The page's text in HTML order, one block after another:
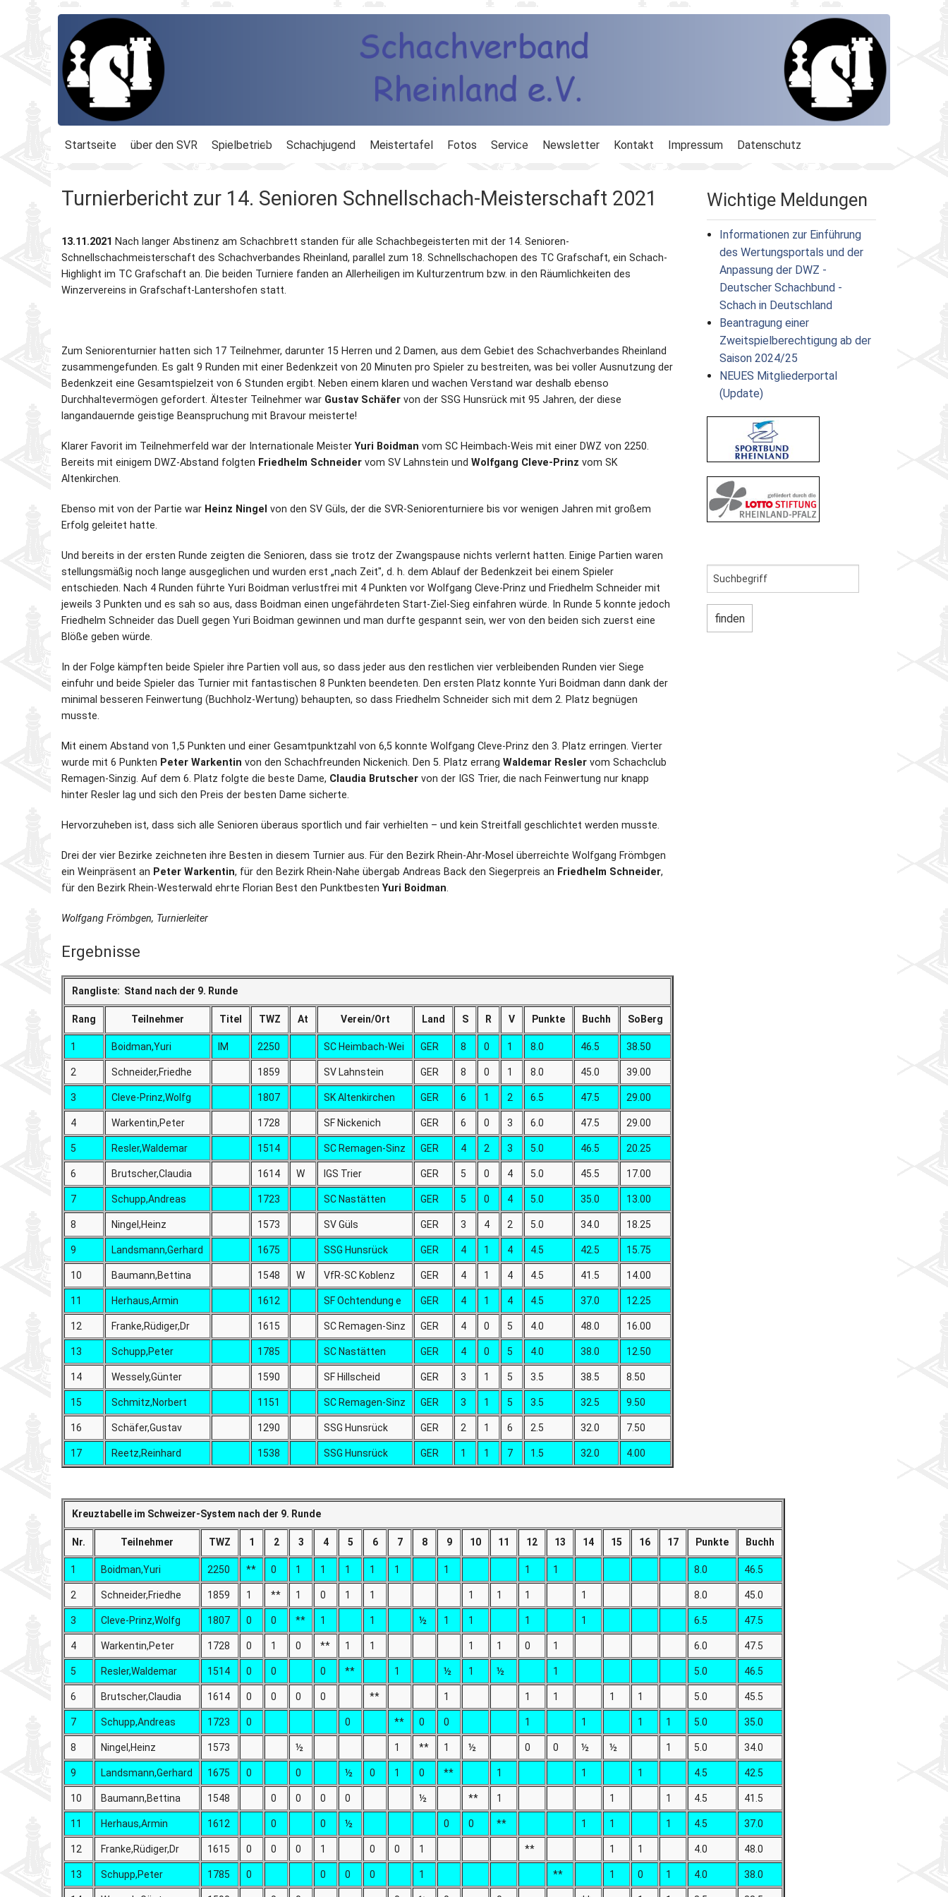
Startseite über den SVR
Beauftragte
Kassenprüfer
Schiedsgericht
Geschichte
Ordnungen
Partner
Spielbetrieb
Blitz-MM
Dähnepokal
Schnellschach-E.
Senioren-MM
Senioren-SSEM
Schachjugend Meistertafel Fotos Service
DWZ
Schachlinks
Newsletter Kontakt Impressum Datenschutz
Turnierbericht zur 14. Senioren Schnellschach-Meisterschaft 2021
13.11.2021 Nach langer Abstinenz am Schachbrett standen für alle Schachbegeisterten mit der 14. Senioren-
Schnellschachmeisterschaft des Schachverbandes Rheinland, parallel zum 18. Schnellschachopen des TC Grafschaft, ein Schach-
Highlight im TC Grafschaft an. Die beiden Turniere fanden an Allerheiligen im Kulturzentrum bzw. in den Räumlichkeiten des
Winzervereins in Grafschaft-Lantershofen statt.
Zum Seniorenturnier hatten sich 17 Teilnehmer, darunter 15 Herren und 2 Damen, aus dem Gebiet des Schachverbandes Rheinland
zusammengefunden. Es galt 9 Runden mit einer Bedenkzeit von 20 Minuten pro Spieler zu bestreiten, was bei voller Ausnutzung der
Bedenkzeit eine Gesamtspielzeit von 6 Stunden ergibt. Neben einem klaren und wachen Verstand war deshalb ebenso
Durchhaltevermögen gefordert. Ältester Teilnehmer war Gustav Schäfer von der SSG Hunsrück mit 95 Jahren, der diese
langandauernde geistige Beanspruchung mit Bravour meisterte!
Klarer Favorit im Teilnehmerfeld war der Internationale MeisterYuri Boidman vom SC Heimbach-Weis mit einer DWZ von 2250.
Bereits mit einigem DWZ-Abstand folgten Friedhelm Schneider vom SV Lahnstein und Wolfgang Cleve-Prinz vom SK
Altenkirchen.
Ebenso mit von der Partie war Heinz Ningel von den SV Güls, der die SVR-Seniorenturniere bis vor wenigen Jahren mit großem
Erfolg geleitet hatte.
Und bereits in der ersten Runde zeigten die Senioren, dass sie trotz der Zwangspause nichts verlernt hatten. Einige Partien waren
stellungsmäßig noch lange ausgeglichen und wurden erst „nach Zeit", d. h. dem Ablauf der Bedenkzeit bei einem Spieler
entschieden. Nach 4 Runden führte Yuri Boidman verlustfrei mit 4 Punkten vor Wolfgang Cleve-Prinz und Friedhelm Schneider mit
jeweils 3 Punkten und es sah so aus, dass Boidman einen ungefährdeten Start-Ziel-Sieg einfahren würde. In Runde 5 konnte jedoch
Friedhelm Schneider das Duell gegen Yuri Boidman gewinnen und man durfte gespannt sein, wer von den beiden sich zuerst eine
Blöße geben würde.
In der Folge kämpften beide Spieler ihre Partien voll aus, so dass jeder aus den restlichen vier verbleibenden Runden vier Siege
einfuhr und beide Spieler das Turnier mit fantastischen 8 Punkten beendeten. Den ersten Platz konnte Yuri Boidman dann dank der
minimal besseren Feinwertung (Buchholz-Wertung) behaupten, so dass Friedhelm Schneider sich mit dem 2. Platz begnügen
musste.
Mit einem Abstand von 1,5 Punkten und einer Gesamtpunktzahl von 6,5 konnte Wolfgang Cleve-Prinz den 3. Platz erringen. Vierter
wurde mit 6 Punkten Peter Warkentin von den Schachfreunden Nickenich. Den 5. Platz errang Waldemar Resler vom Schachclub
Remagen-Sinzig. Auf dem 6. Platz folgte die beste Dame, Claudia Brutscher von der IGS Trier, die nach Feinwertung nur knapp
hinter Resler lag und sich den Preis der besten Dame sicherte.
Hervorzuheben ist, dass sich alle Senioren überaus sportlich und fair verhielten – und kein Streitfall geschlichtet werden musste.
Drei der vier Bezirke zeichneten ihre Besten in diesem Turnier aus. Für den Bezirk Rhein-Ahr-Mosel überreichte Wolfgang Frömbgen
ein Weinpräsent an Peter Warkentin, für den Bezirk Rhein-Nahe übergab Andreas Back den Siegerpreis an Friedhelm Schneider,
für den Bezirk Rhein-Westerwald ehrte Florian Best den PunktbestenYuri Boidman.
Wolfgang Frömbgen, Turnierleiter
Ergebnisse
Rangliste: Stand nach der 9. Runde
Rang Teilnehmer Titel TWZ At Verein/Ort Land S R V Punkte Buchh SoBerg
1 Boidman,Yuri IM 2250 SC Heimbach-Wei GER 8 0 1 8.0 46.5 38.50
2 Schneider,Friedhe 1859 SV Lahnstein GER 8 0 1 8.0 45.0 39.00
3 Cleve-Prinz,Wolfg 1807 SK Altenkirchen GER 6 1 2 6.5 47.5 29.00
4 Warkentin,Peter 1728 SF Nickenich GER 6 0 3 6.0 47.5 29.00
5 Resler,Waldemar 1514 SC Remagen-Sinz GER 4 2 3 5.0 46.5 20.25
6 Brutscher,Claudia 1614 W IGS Trier GER 5 0 4 5.0 45.5 17.00
7 Schupp,Andreas 1723 SC Nastätten GER 5 0 4 5.0 35.0 13.00
8 Ningel,Heinz 1573 SV Güls GER 3 4 2 5.0 34.0 18.25
9 Landsmann,Gerhard 1675 SSG Hunsrück GER 4 1 4 4.5 42.5 15.75
10 Baumann,Bettina 1548 W VfR-SC Koblenz GER 4 1 4 4.5 41.5 14.00
11 Herhaus,Armin 1612 SF Ochtendung e GER 4 1 4 4.5 37.0 12.25
12 Franke,Rüdiger,Dr 1615 SC Remagen-Sinz GER 4 0 5 4.0 48.0 16.00
13 Schupp,Peter 1785 SC Nastätten GER 4 0 5 4.0 38.0 12.50
14 Wessely,Günter 1590 SF Hillscheid GER 3 1 5 3.5 38.5 8.50
15 Schmitz,Norbert 1151 SC Remagen-Sinz GER 3 1 5 3.5 32.5 9.50
16 Schäfer,Gustav 1290 SSG Hunsrück GER 2 1 6 2.5 32.0 7.50
17 Reetz,Reinhard 1538 SSG Hunsrück GER 1 1 7 1.5 32.0 4.00
Kreuztabelle im Schweizer-System nach der 9. Runde
Nr. Teilnehmer TWZ 1 2 3 4 5 6 7 8 9 10 11 12 13 14 15 16 17 Punkte Buchh
1 Boidman,Yuri 2250 ** 0 1 1 1 1 1 1 1 1 8.0 46.5
2 Schneider,Friedhe 1859 1 ** 1 0 1 1 1 1 1 1 8.0 45.0
3 Cleve-Prinz,Wolfg 1807 0 0 ** 1 1 ½ 1 1 1 1 6.5 47.5
4 Warkentin,Peter 1728 0 1 0 ** 1 1 1 1 0 1 6.0 47.5
5 Resler,Waldemar 1514 0 0 0 ** 1 ½ 1 ½ 1 5.0 46.5
6 Brutscher,Claudia 1614 0 0 0 0 ** 1 1 1 1 1 5.0 45.5
7 Schupp,Andreas 1723 0 0 ** 0 0 1 1 1 1 5.0 35.0
8 Ningel,Heinz 1573 ½ 1 ** 1 ½ 0 0 ½ ½ 1 5.0 34.0
9 Landsmann,Gerhard 1675 0 0 ½ 0 1 0 ** 1 1 1 4.5 42.5
10 Baumann,Bettina 1548 0 0 0 0 ½ ** 1 1 1 4.5 41.5
11 Herhaus,Armin 1612 0 0 ½ 0 0 ** 1 1 1 4.5 37.0
12 Franke,Rüdiger,Dr 1615 0 0 0 1 0 0 1 ** 1 1 4.0 48.0
13 Schupp,Peter 1785 0 0 0 0 1 ** 1 0 1 4.0 38.0
Wichtige Meldungen
Informationen zur Einführung
des Wertungsportals und der
Anpassung der DWZ -
Deutscher Schachbund -
Schach in Deutschland
Beantragung einer
Zweitspielberechtigung ab der
Saison 2024/25
NEUES Mitgliederportal
(Update)